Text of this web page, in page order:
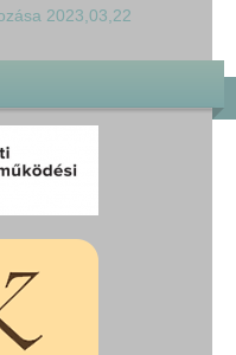
2023,03,22